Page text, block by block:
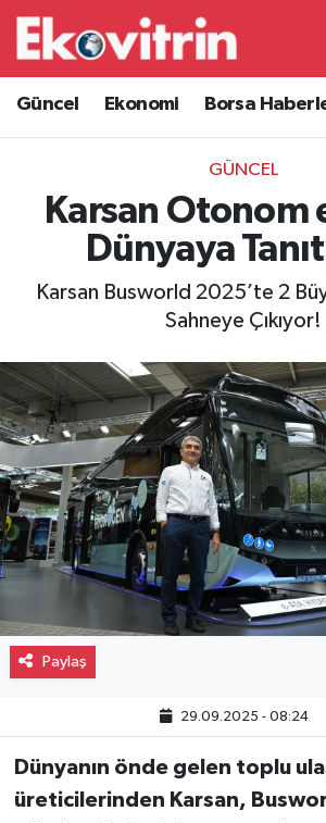
Güncel Ekonomi Borsa
GÜNCEL
Karsan Otonom
Dünyaya
Karsan Busworld 2025’te 2
Sahneye Çıkıyor!
Paylaş
29.09.2025 - 08:24
Dünyanın önde gelen toplu
üreticilerinden Karsan,
Güncel
Ekonomi
Borsa Haberleri
İş Dünyası
Lojistik
Otovitrin
Asayiş
Magazin
Gayrimenkul
Spor
Eğitim
Hava Durumu
Trafik Durumu
Süper Lig Puan Durumu ve
Tüm Manşetler
Son Dakika Haberleri
Haber Arşivi